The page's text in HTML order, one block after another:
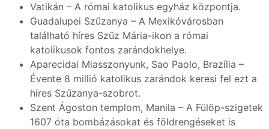
Vatikán – A római katolikus egyház központja.
Guadalupei Szűzanya – A Mexikóvárosban
található híres Szűz Mária-ikon a római
katolikusok fontos zarándokhelye.
Aparecidai Miasszonyunk, Sao Paolo, Brazília –
Évente 8 millió katolikus zarándok keresi fel ezt a
híres Szűzanya-szobrot.
Szent Ágoston templom, Manila – A Fülöp-szigetek
1607 óta bombázásokat és földrengéseket is